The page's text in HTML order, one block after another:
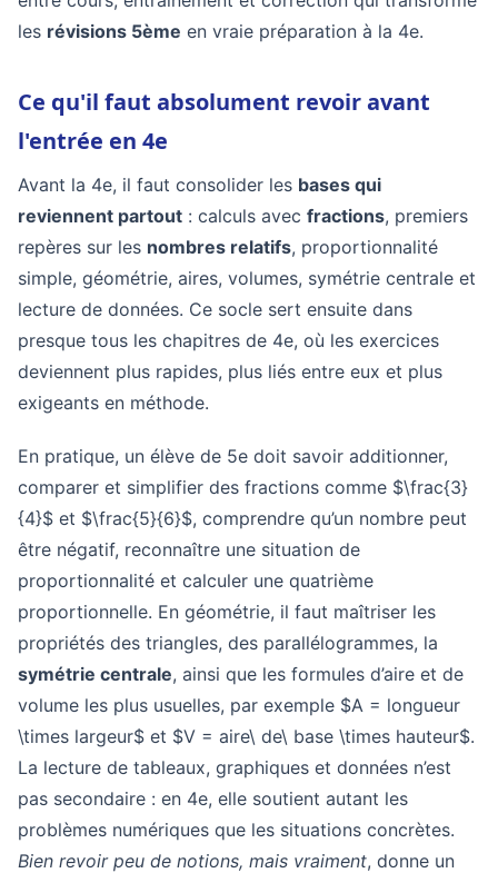
les révisions 5ème en vraie préparation à la 4e.
Ce qu'il faut absolument revoir avant
l'entrée en 4e
Avant la 4e, il faut consolider les bases qui
reviennent partout : calculs avec fractions, premiers
repères sur les nombres relatifs, proportionnalité
simple, géométrie, aires, volumes, symétrie centrale et
lecture de données. Ce socle sert ensuite dans
presque tous les chapitres de 4e, où les exercices
deviennent plus rapides, plus liés entre eux et plus
exigeants en méthode.
En pratique, un élève de 5e doit savoir additionner,
comparer et simplifier des fractions comme $\frac{3}
{4}$ et $\frac{5}{6}$, comprendre qu’un nombre peut
être négatif, reconnaître une situation de
proportionnalité et calculer une quatrième
proportionnelle. En géométrie, il faut maîtriser les
propriétés des triangles, des parallélogrammes, la
symétrie centrale, ainsi que les formules d’aire et de
volume les plus usuelles, par exemple $A = longueur
\times largeur$ et $V = aire\ de\ base \times hauteur$.
La lecture de tableaux, graphiques et données n’est
pas secondaire : en 4e, elle soutient autant les
problèmes numériques que les situations concrètes.
Bien revoir peu de notions, mais vraiment, donne un